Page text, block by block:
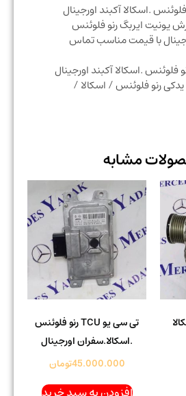
.اسکالا آکبند اورجینال
ایربگ رنو فلوئنس
با قیمت مناسب تماس
.اسکالا آکبند اورجینال
فلوئنس / اسکالا /
مشابه
تی سی یو TCU رنو فلوئنس
.اسکالا.سفران اورجینال
45.000.000تومان